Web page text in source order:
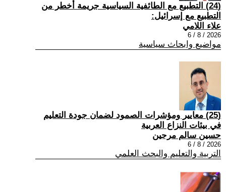
(24) التطبيع مع الطائفية السياسية جريمة أخطر من
التطبيع مع إسرائيل:
علاء اللامي
2026 / 8 / 6
مواضيع وابحاث سياسية
(25) معايير ومؤشرات الصمود لضمان جودة التعليم
في بيئات النزاع العربية
حسين سالم مرجين
2026 / 8 / 6
التربية والتعليم والبحث العلمي